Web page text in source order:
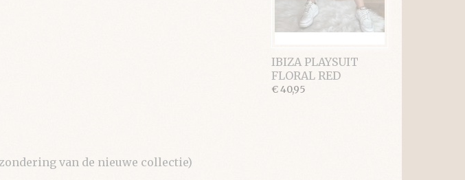
IBIZA PLAYSUIT
FLORAL RED
€ 40,95
van de nieuwe collectie)